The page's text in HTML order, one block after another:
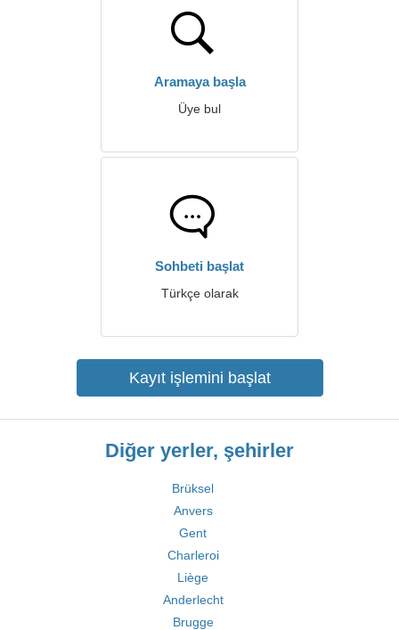
Aramaya başla
Üye bul
Sohbeti başlat
Türkçe olarak
Kayıt işlemini başlat
Diğer yerler, şehirler
Brüksel
Anvers
Gent
Charleroi
Liège
Anderlecht
Brugge